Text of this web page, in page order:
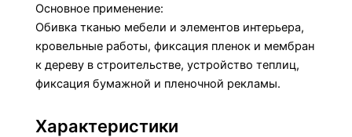
Основное применение:
Обивка тканью мебели и элементов интерьера,
кровельные работы, фиксация пленок и мембран
к дереву в строительстве, устройство теплиц,
фиксация бумажной и пленочной рекламы.
Характеристики